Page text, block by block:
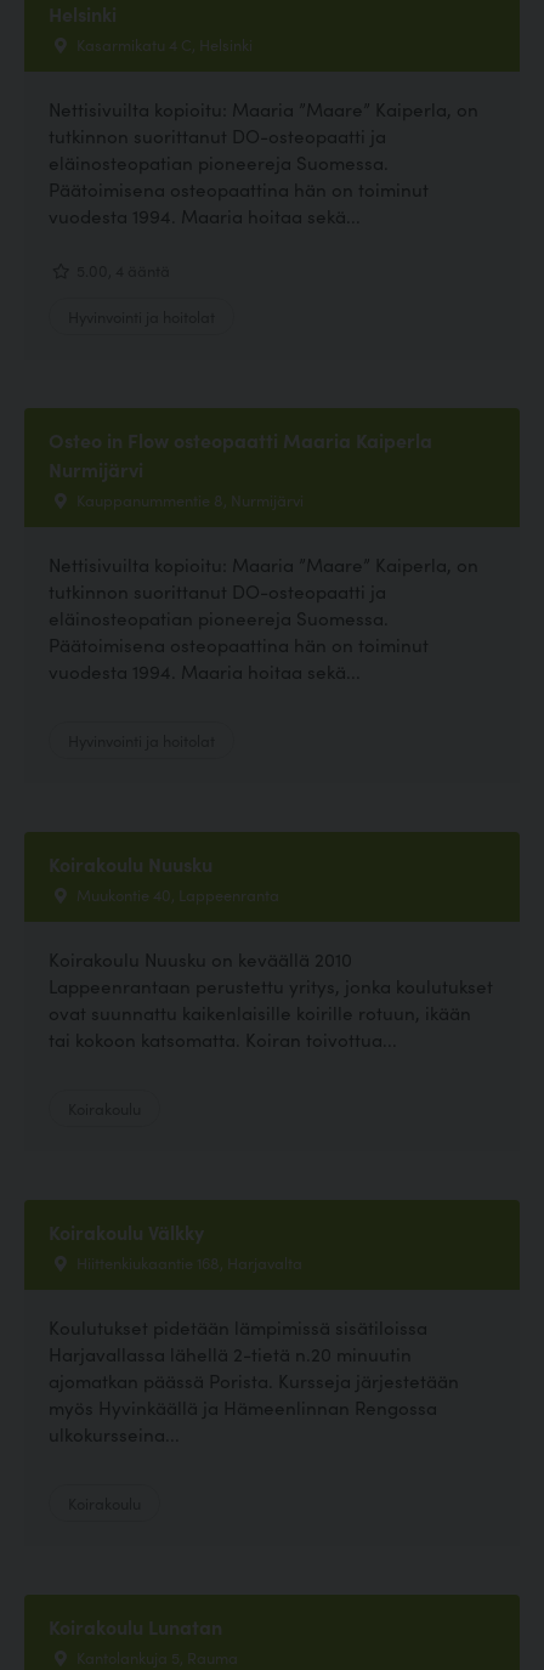
Helsinki
Kasarmikatu 4 C, Helsinki
Nettisivuilta kopioitu: Maaria ”Maare” Kaiperla, on
tutkinnon suorittanut DO-osteopaatti ja
eläinosteopatian pioneereja Suomessa.
Päätoimisena osteopaattina hän on toiminut
vuodesta 1994. Maaria hoitaa sekä...
Osteo in Flow osteopaatti Maaria Kaiperla
Nurmijärvi
Kauppanummentie 8, Nurmijärvi
Nettisivuilta kopioitu: Maaria ”Maare” Kaiperla, on
tutkinnon suorittanut DO-osteopaatti ja
eläinosteopatian pioneereja Suomessa.
Päätoimisena osteopaattina hän on toiminut
vuodesta 1994. Maaria hoitaa sekä...
Koirakoulu Nuusku
Muukontie 40, Lappeenranta
Koirakoulu Nuusku on keväällä 2010
Lappeenrantaan perustettu yritys, jonka koulutukset
ovat suunnattu kaikenlaisille koirille rotuun, ikään
tai kokoon katsomatta. Koiran toivottua...
Koirakoulu Välkky
Hiittenkiukaantie 168, Harjavalta
Koulutukset pidetään lämpimissä sisätiloissa
Harjavallassa lähellä 2-tietä n.20 minuutin
ajomatkan päässä Porista. Kursseja järjestetään
myös Hyvinkäällä ja Hämeenlinnan Rengossa
ulkokursseina...
Koirakoulu Lunatan
Kantolankuja 5, Rauma